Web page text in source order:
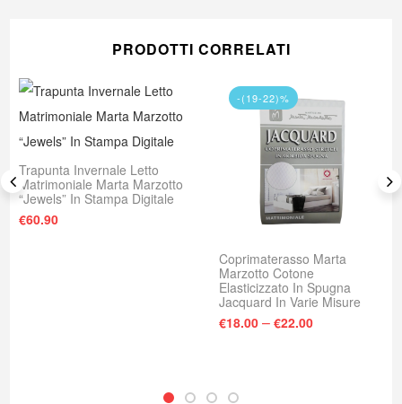
PRODOTTI CORRELATI
Trapunta Invernale Letto
Matrimoniale Marta Marzotto
“Jewels” In Stampa Digitale
€60.90
-(19-22)%
Coprimaterasso Marta
Marzotto Cotone
Elasticizzato In Spugna
Jacquard In Varie Misure
€18.00 – €22.00